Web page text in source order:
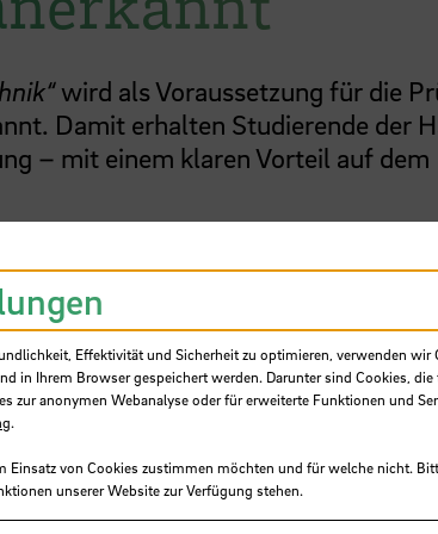
wird als Voraussetzung für die
Damit erhalten Studierende der
– mit einem klaren Vorteil auf dem
Schritt, um Studierenden den Weg
Markus Louis, Abteilung
Nachwuchs und stärken mit der
und werkstofftechnische
und freuen uns auf
Niederlassungsleiterin der SLV
Effektivität und Sicherheit zu optimieren, verwenden wir
in Ihrem Browser gespeichert werden. Darunter sind Cookies,
zur anonymen Webanalyse oder für erweiterte Funktionen und
.
Einsatz von Cookies zustimmen möchten und für welche nicht.
unserer Website zur Verfügung stehen.